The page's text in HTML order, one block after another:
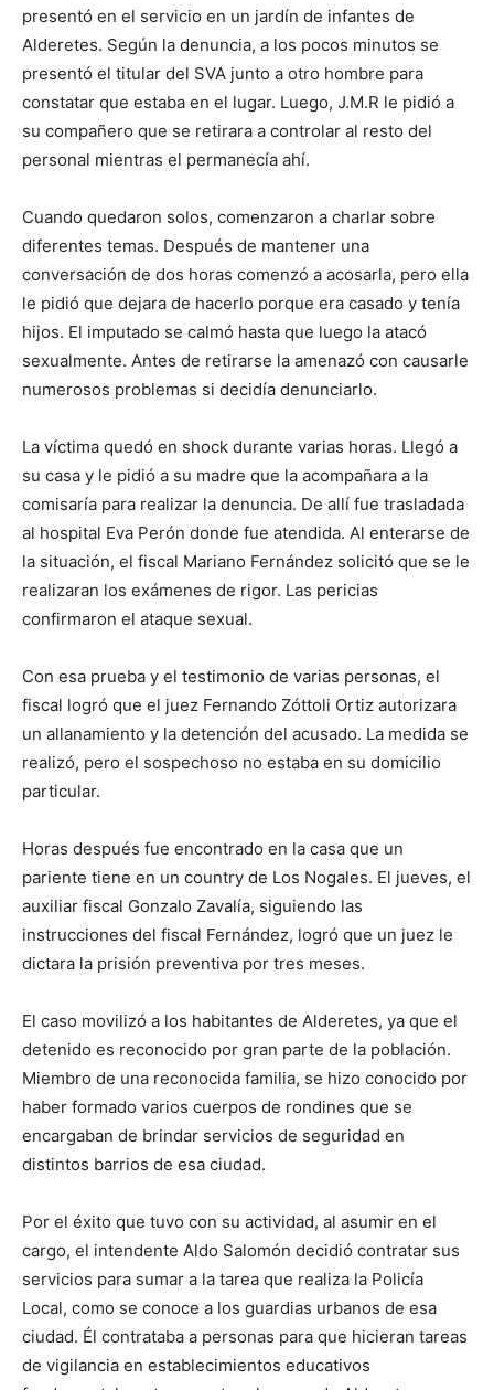
presentó en el servicio en un jardín de infantes de
Alderetes. Según la denuncia, a los pocos minutos se
presentó el titular del SVA junto a otro hombre para
constatar que estaba en el lugar. Luego, J.M.R le pidió a
su compañero que se retirara a controlar al resto del
personal mientras el permanecía ahí.
Cuando quedaron solos, comenzaron a charlar sobre
diferentes temas. Después de mantener una
conversación de dos horas comenzó a acosarla, pero ella
le pidió que dejara de hacerlo porque era casado y tenía
hijos. El imputado se calmó hasta que luego la atacó
sexualmente. Antes de retirarse la amenazó con causarle
numerosos problemas si decidía denunciarlo.
La víctima quedó en shock durante varias horas. Llegó a
su casa y le pidió a su madre que la acompañara a la
comisaría para realizar la denuncia. De allí fue trasladada
al hospital Eva Perón donde fue atendida. Al enterarse de
la situación, el fiscal Mariano Fernández solicitó que se le
realizaran los exámenes de rigor. Las pericias
confirmaron el ataque sexual.
Con esa prueba y el testimonio de varias personas, el
fiscal logró que el juez Fernando Zóttoli Ortiz autorizara
un allanamiento y la detención del acusado. La medida se
realizó, pero el sospechoso no estaba en su domicilio
particular.
Horas después fue encontrado en la casa que un
pariente tiene en un country de Los Nogales. El jueves, el
auxiliar fiscal Gonzalo Zavalía, siguiendo las
instrucciones del fiscal Fernández, logró que un juez le
dictara la prisión preventiva por tres meses.
El caso movilizó a los habitantes de Alderetes, ya que el
detenido es reconocido por gran parte de la población.
Miembro de una reconocida familia, se hizo conocido por
haber formado varios cuerpos de rondines que se
encargaban de brindar servicios de seguridad en
distintos barrios de esa ciudad.
Por el éxito que tuvo con su actividad, al asumir en el
cargo, el intendente Aldo Salomón decidió contratar sus
servicios para sumar a la tarea que realiza la Policía
Local, como se conoce a los guardias urbanos de esa
ciudad. Él contrataba a personas para que hicieran tareas
de vigilancia en establecimientos educativos